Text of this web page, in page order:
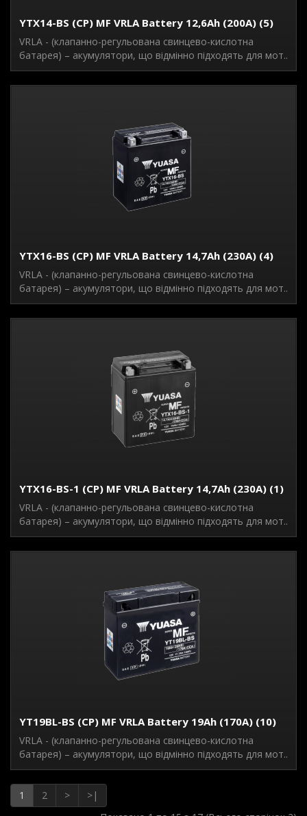
YTX14-BS (CP) MF VRLA Battery 12,6Ah (200A) (5)
VRLA - (клапанно-регульована свинцево-кислотна
батарея) – акумулятори, що відмінно підходять для мот..
YTX16-BS (CP) MF VRLA Battery 14,7Ah (230A) (4)
VRLA - (клапанно-регульована свинцево-кислотна
батарея) – акумулятори, що відмінно підходять для мот..
YTX16-BS-1 (CP) MF VRLA Battery 14,7Ah (230A) (1)
VRLA - (клапанно-регульована свинцево-кислотна
батарея) – акумулятори, що відмінно підходять для мот..
YT19BL-BS (CP) MF VRLA Battery 19Ah (170A) (10)
VRLA - (клапанно-регульована свинцево-кислотна
батарея) – акумулятори, що відмінно підходять для мот..
1 2 >
>|